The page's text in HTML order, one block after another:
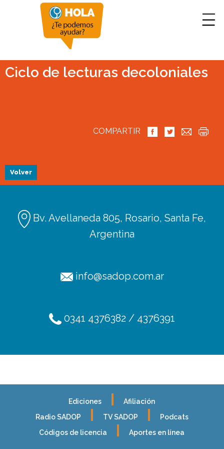
Ediciones
Afiliación
Radio SADOP
TV SADOP
Podcats
Códigos de licencia
Aportes en línea
Ciclo de lecturas decoloniales
COMPARTIR
Volver
Bv. Avellaneda 805, Rosario, Santa Fe,
Argentina
info@sadop.com.ar
0341 4376382 / 4376391